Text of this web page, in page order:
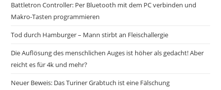
Battletron Controller: Per Bluetooth mit dem PC verbinden und
Makro-Tasten programmieren
Tod durch Hamburger – Mann stirbt an Fleischallergie
Die Auflösung des menschlichen Auges ist höher als gedacht! Aber
reicht es für 4k und mehr?
Neuer Beweis: Das Turiner Grabtuch ist eine Fälschung